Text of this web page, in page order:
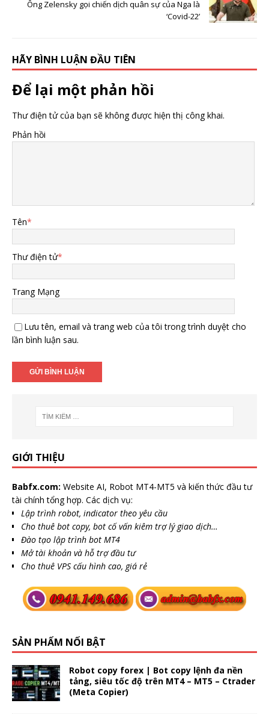
Ông Zelensky gọi chiến dịch quân sự của Nga là
‘Covid-22’
HÃY BÌNH LUẬN ĐẦU TIÊN
Để lại một phản hồi
Thư điện tử của bạn sẽ không được hiện thị công khai.
Phản hồi
Tên*
Thư điện tử*
Trang Mạng
Lưu tên, email và trang web của tôi trong trình duyệt cho
lần bình luận sau.
GIỚI THIỆU
Babfx.com: Website AI, Robot MT4-MT5 và kiến thức đầu tư
tài chính tổng hợp. Các dịch vụ:
Lập trình robot, indicator theo yêu cầu
Cho thuê bot copy, bot cố vấn kiêm trợ lý giao dịch…
Đào tạo lập trình bot MT4
Mở tài khoản và hỗ trợ đầu tư
Cho thuê VPS cấu hình cao, giá rẻ
SẢN PHẨM NỔI BẬT
Robot copy forex | Bot copy lệnh đa nền
tảng, siêu tốc độ trên MT4 – MT5 – Ctrader
(Meta Copier)